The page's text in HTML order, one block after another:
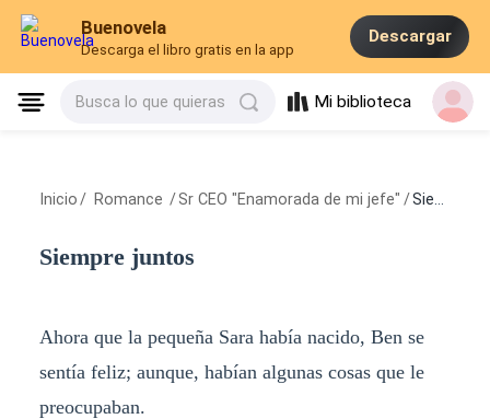
Buenovela
Descarga el libro gratis en la app
Descargar
Busca lo que quieras Mi biblioteca
Inicio / Romance /Sr CEO "Enamorada de mi jefe" /Siempre juntos
Siempre juntos
Ahora que la pequeña Sara había nacido, Ben se
sentía feliz; aunque, habían algunas cosas que le
preocupaban.